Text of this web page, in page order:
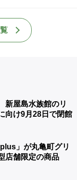
屋島水族館のリ
向け9月28日で閉館
」が丸亀町グリ
店舗限定の商品